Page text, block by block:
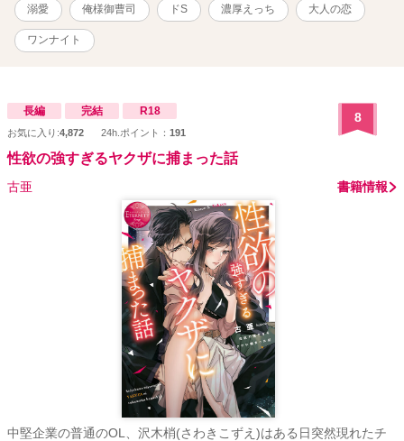
溺愛 俺様御曹司 ドS 濃厚えっち 大人の恋
ワンナイト
長編 完結 R18
お気に入り:4,872 24h.ポイント： 191
8
性欲の強すぎるヤクザに捕まった話
古亜 書籍情報
中堅企業の普通のOL、沢木梢(さわきこずえ)はある日突然現れたチ